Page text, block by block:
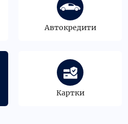
Автокредити
Картки